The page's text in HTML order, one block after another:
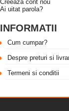
Creeaza cont nou
Ai uitat parola?
INFORMATII
Cum cumpar?
Despre preturi si
Termeni si conditii